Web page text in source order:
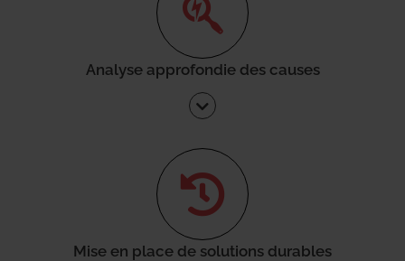
Analyse approfondie des causes
Mise en place de solutions durables